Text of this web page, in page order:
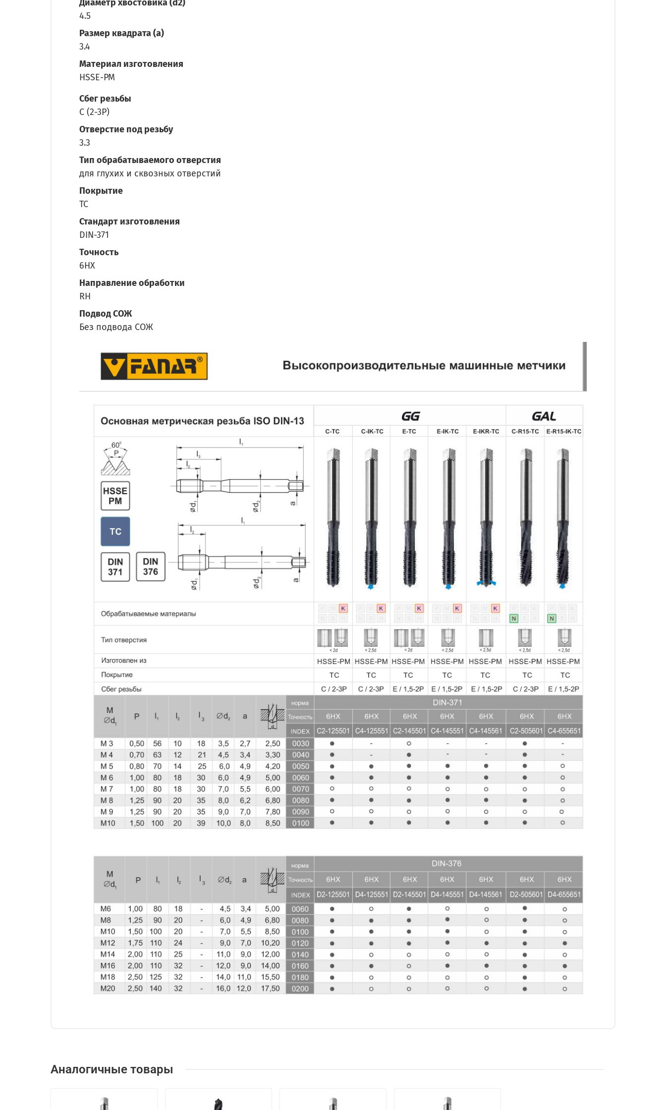
Диаметр хвостовика (d2)
4.5
Размер квадрата (a)
3.4
Материал изготовления
HSSE-PM
Сбег резьбы
C (2-3P)
Отверстие под резьбу
3.3
Тип обрабатываемого отверстия
для глухих и сквозных отверстий
Покрытие
TC
Стандарт изготовления
DIN-371
Точность
6HX
Направление обработки
RH
Подвод СОЖ
Без подвода СОЖ
Аналогичные товары